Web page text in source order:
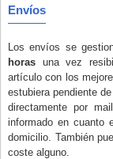
Envíos
Los envíos se
horas una vez
artículo con los
estubiera pendiente
directamente por
informado en cuanto
domicilio. También
coste alguno.